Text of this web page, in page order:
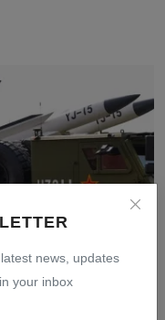
news, updates
your inbox